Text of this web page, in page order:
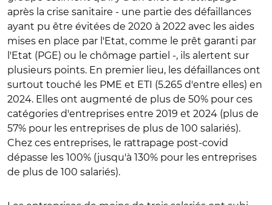
après la crise sanitaire - une partie des défaillances
ayant pu être évitées de 2020 à 2022 avec les aides
mises en place par l'Etat, comme le prêt garanti par
l'Etat (PGE) ou le chômage partiel -, ils alertent sur
plusieurs points. En premier lieu, les défaillances ont
surtout touché les PME et ETI (5.265 d'entre elles) en
2024. Elles ont augmenté de plus de 50% pour ces
catégories d'entreprises entre 2019 et 2024 (plus de
57% pour les entreprises de plus de 100 salariés).
Chez ces entreprises, le rattrapage post-covid
dépasse les 100% (jusqu'à 130% pour les entreprises
de plus de 100 salariés).